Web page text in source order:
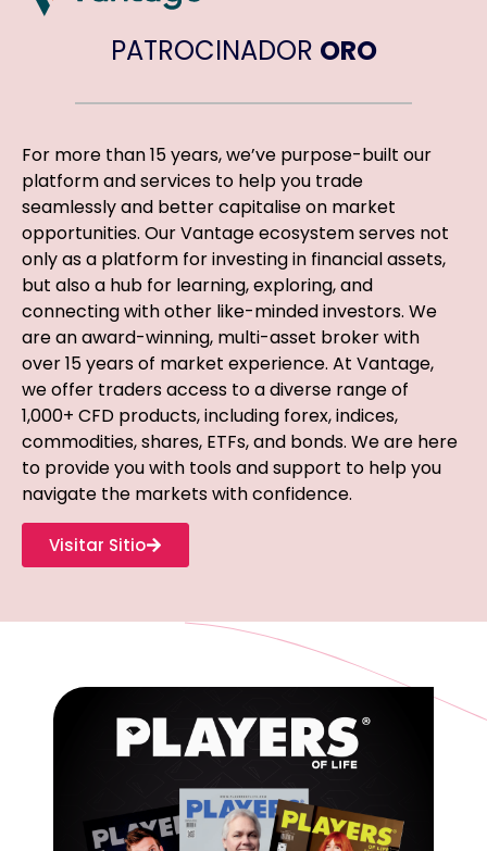
PATROCINADOR ORO
For more than 15 years, we’ve purpose-built our
platform and services to help you trade
seamlessly and better capitalise on market
opportunities. Our Vantage ecosystem serves not
only as a platform for investing in financial assets,
but also a hub for learning, exploring, and
connecting with other like-minded investors. We
are an award-winning, multi-asset broker with
over 15 years of market experience. At Vantage,
we offer traders access to a diverse range of
1,000+ CFD products, including forex, indices,
commodities, shares, ETFs, and bonds. We are here
to provide you with tools and support to help you
navigate the markets with confidence.
Visitar Sitio